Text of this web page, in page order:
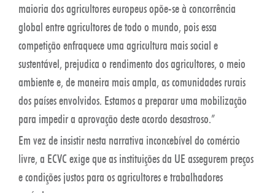
maioria dos agricultores europeus opõe-se à concorrência
global entre agricultores de todo o mundo, pois essa
competição enfraquece uma agricultura mais social e
sustentável, prejudica o rendimento dos agricultores, o meio
ambiente e, de maneira mais ampla, as comunidades rurais
dos países envolvidos. Estamos a preparar uma mobilização
para impedir a aprovação deste acordo desastroso.”
Em vez de insistir nesta narrativa inconcebível do comércio
livre, a ECVC exige que as instituições da UE assegurem preços
e condições justos para os agricultores e trabalhadores